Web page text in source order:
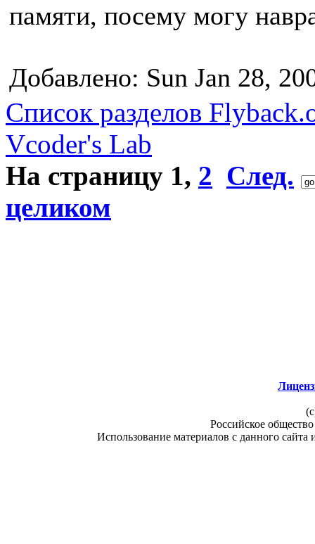
памяти, посему могу
Добавлено: Sun Jan 28,
Список разделов
Vcoder's Lab
На страницу 1, 2 След.
целиком
Российское
Использование материалов с данного